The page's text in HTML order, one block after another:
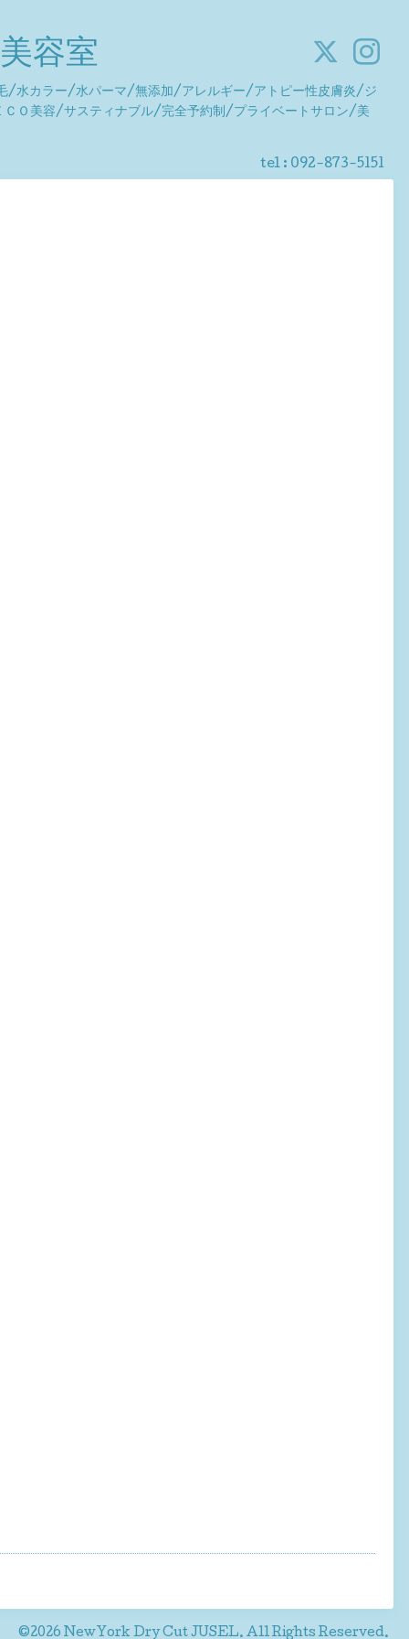
容室
水カラー/水パーマ/無添加/アレルギー/アトピー性皮膚炎/ジ
Ｏ美容/サスティナブル/完全予約制/プライベートサロン/美
tel : 092-873-5151
©2026 NewYork Dry Cut JUSEL. All Rights Reserved.